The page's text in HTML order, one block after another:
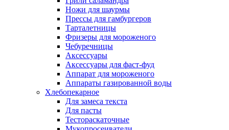
Ножи для шаурмы
Прессы для гамбургеров
Тарталетницы
Фризеры для мороженого
Чебуречницы
Аксессуары
Аксессуары для фаст-фуд
Аппарат для мороженого
Аппараты газированной воды
Хлебопекарное
Для замеса текста
Для пасты
Тестораскаточные